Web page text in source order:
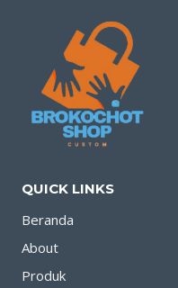
QUICK LINKS
Beranda
About
Produk